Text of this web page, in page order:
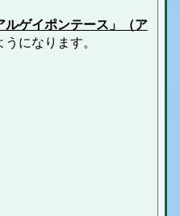
ルゲイポンテース」（ア
うになります。